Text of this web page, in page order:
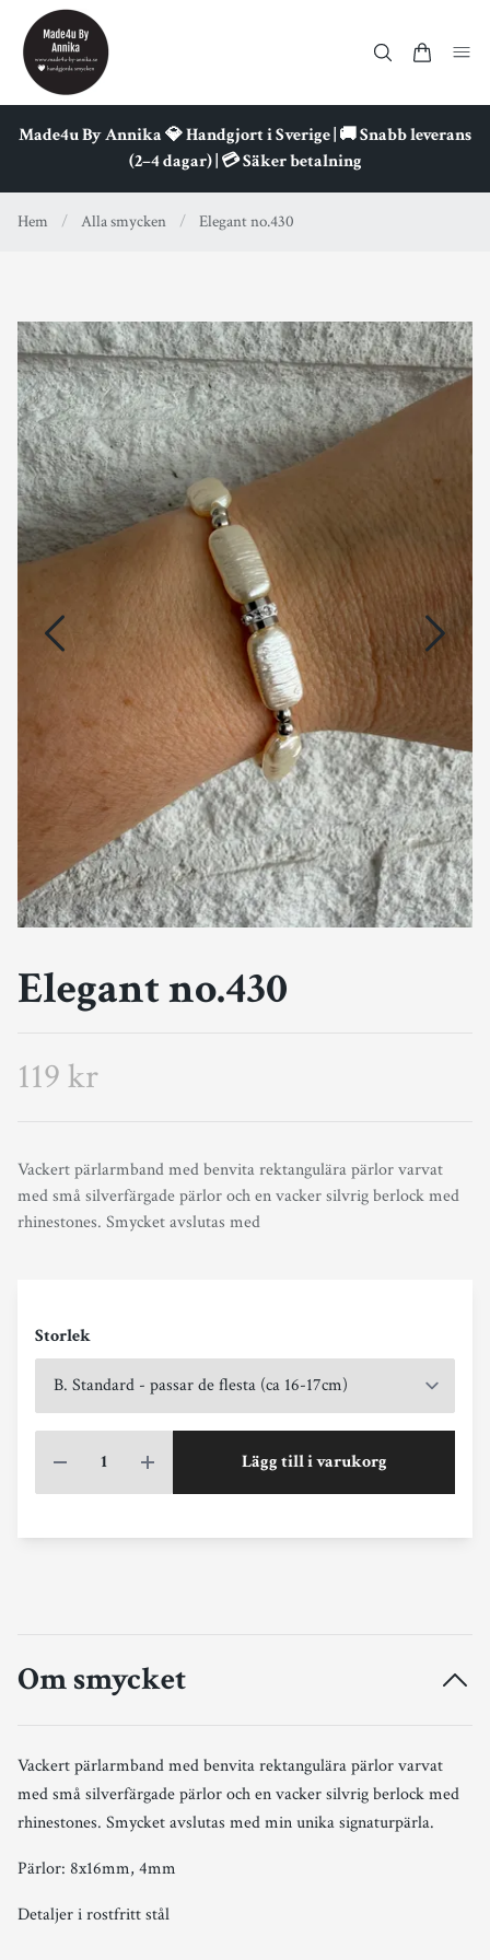
Made4u By Annika 💎 Handgjort i Sverige | 🚚 Snabb leverans
(2–4 dagar) | 💳 Säker betalning
Hem / Alla smycken / Elegant no.430
Elegant no.430
119 kr
Vackert pärlarmband med benvita rektangulära pärlor varvat
med små silverfärgade pärlor och en vacker silvrig berlock med
rhinestones. Smycket avslutas med
Storlek
Lägg till i varukorg
Om smycket
Vackert pärlarmband med benvita rektangulära pärlor varvat
med små silverfärgade pärlor och en vacker silvrig berlock med
rhinestones. Smycket avslutas med min unika signaturpärla.
Pärlor: 8x16mm, 4mm
Detaljer i rostfritt stål